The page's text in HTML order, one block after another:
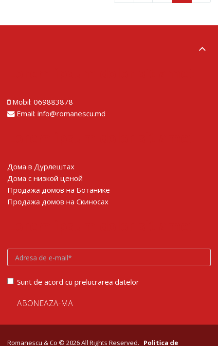
Mobil: 069883878
Email: info@romanescu.md
Дома в Дурлештах
Дома с низкой ценой
Продажа домов на Ботанике
Продажа домов на Скиносах
Sunt de acord cu prelucrarea datelor
Romanescu & Co © 2026 All Rights Reserved. Politica de